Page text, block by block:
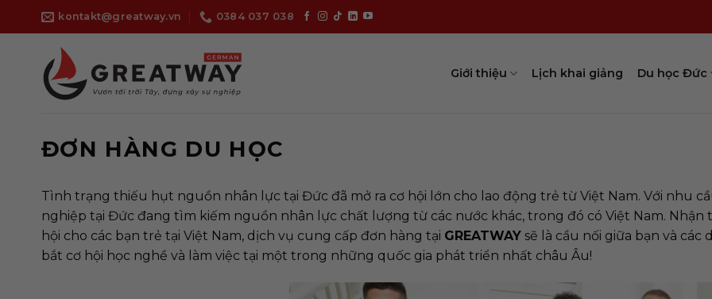
qua
kontakt@greatway.vn 0384 037 038
Giới thiệu Lịch khai giảng Du học Đức
ĐƠN HÀNG DU HỌC
Tình trạng thiếu hụt nguồn nhân lực tại Đức đã mở ra cơ hội lớn cho lao động trẻ từ Việt Nam. Với nhu
nghiệp tại Đức đang tìm kiếm nguồn nhân lực chất lượng từ các nước khác, trong đó có Việt Nam.
hội cho các bạn trẻ tại Việt Nam, dịch vụ cung cấp đơn hàng tại GREATWAY sẽ là cầu nối giữa bạn và
bắt cơ hội học nghề và làm việc tại một trong những quốc gia phát triển nhất châu Âu!